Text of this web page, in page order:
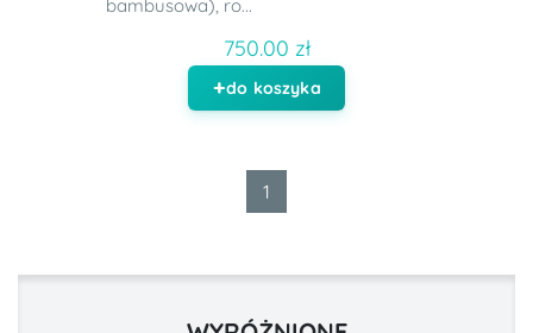
bambusowa), ro...
750.00 zł
do koszyka
1